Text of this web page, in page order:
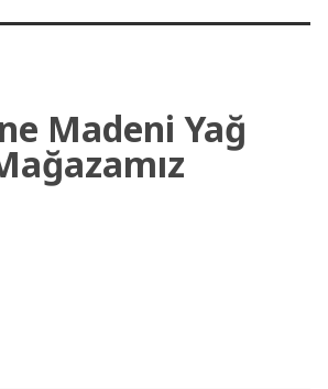
Madeni Yağ